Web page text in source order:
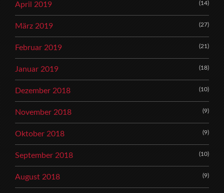
April 2019 (14)
März 2019 (27)
Februar 2019 (21)
Januar 2019 (18)
Dezember 2018 (10)
November 2018 (9)
Oktober 2018 (9)
September 2018 (10)
August 2018 (9)